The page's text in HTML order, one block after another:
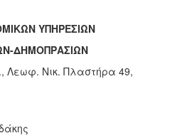
ΥΠΗΡΕΣΙΩΝ
ΔΗΜΟΠΡΑΣΙΩΝ
Λεωφ. Νικ. Πλαστήρα 49,